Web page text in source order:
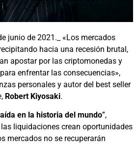
junio de 2021._ «Los mercados
hacia una recesión brutal,
apostar por las criptomonedas y
enfrentar las consecuencias»,
personales y autor del best seller
, Robert Kiyosaki.
en la historia del mundo”,
liquidaciones crean oportunidades
mercados no se recuperarán